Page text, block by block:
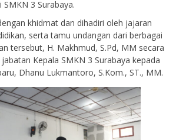
3 Surabaya.
khidmat dan dihadiri oleh jajaran
serta tamu undangan dari berbagai
tersebut, H. Makhmud, S.Pd, MM secara
Kepala SMKN 3 Surabaya kepada
Dhanu Lukmantoro, S.Kom., ST., MM.